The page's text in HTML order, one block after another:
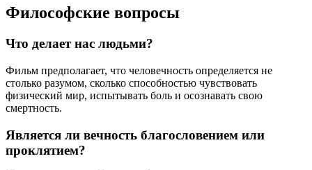
Философские вопросы
Что делает нас людьми?
Фильм предполагает, что человечность определяется не
столько разумом, сколько способностью чувствовать
физический мир, испытывать боль и осознавать свою
смертность.
Является ли вечность благословением или
проклятием?